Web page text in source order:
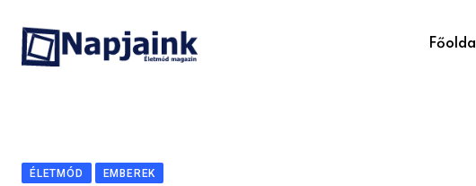
content
Főoldal
ÉLETMÓD EMBEREK